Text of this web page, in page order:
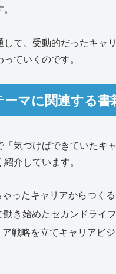
して、受動的だったキャ
ていくのです。
ーマに関連する書
「気づけばできていたキ
介しています。
ゃったキャリアからつくる
動き始めたセカンドライフ
ア戦略を立てキャリアビ